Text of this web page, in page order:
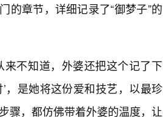
的章节，详细记录了“御梦子”的
不知道，外婆还把这个记了下
，是她将这份爱和技艺，以最珍
骤，都仿佛带着外婆的温度，让